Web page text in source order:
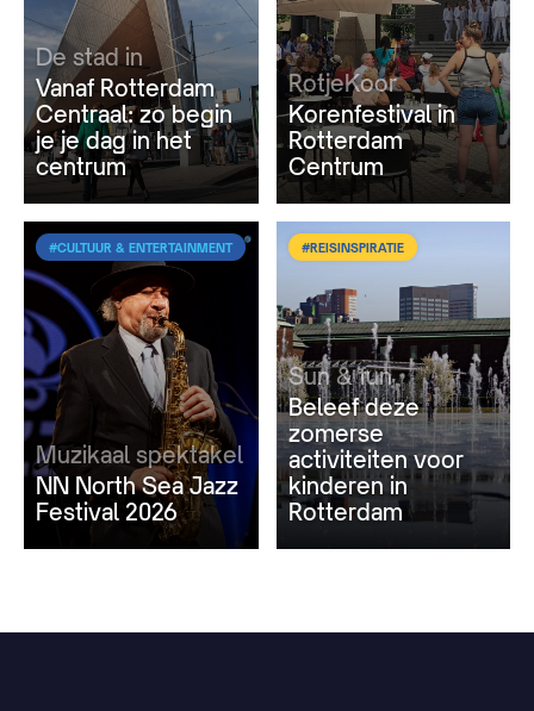
De stad in
Vanaf Rotterdam
Centraal: zo begin
je je dag in het
centrum
RotjeKoor
Korenfestival in
Rotterdam
Centrum
#CULTUUR & ENTERTAINMENT
Muzikaal spektakel
NN North Sea Jazz
Festival 2026
#REISINSPIRATIE
Sun & fun
Beleef deze
zomerse
activiteiten voor
kinderen in
Rotterdam